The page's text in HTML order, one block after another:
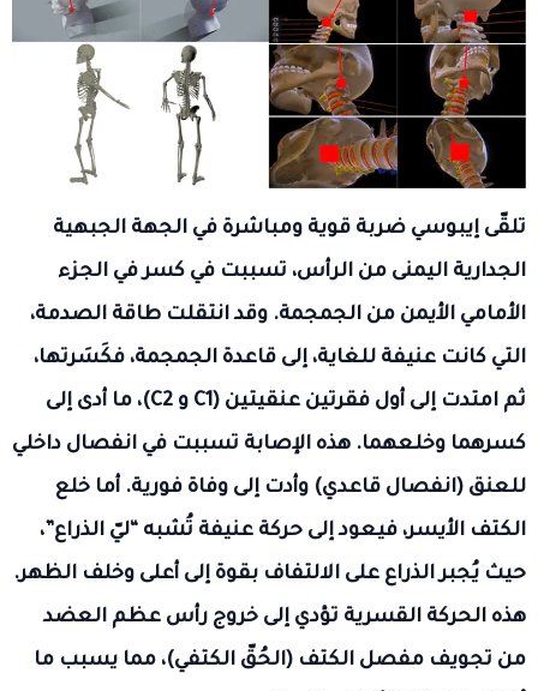
تلقّى إيبوسي ضربة قوية ومباشرة في الجهة الجبهية
الجدارية اليمنى من الرأس، تسببت في كسر في الجزء
الأمامي الأيمن من الجمجمة. وقد انتقلت طاقة الصدمة،
التي كانت عنيفة للغاية، إلى قاعدة الجمجمة، فكَسَرتها،
ثم امتدت إلى أول فقرتين عنقيتين (C1 و C2)، ما أدى إلى
كسرهما وخلعهما. هذه الإصابة تسببت في انفصال داخلي
للعنق (انفصال قاعدي) وأدت إلى وفاة فورية. أما خلع
الكتف الأيسر، فيعود إلى حركة عنيفة تُشبه “ليّ الذراع”،
حيث يُجبر الذراع على الالتفاف بقوة إلى أعلى وخلف الظهر.
هذه الحركة القسرية تؤدي إلى خروج رأس عظم العضد
من تجويف مفصل الكتف (الحُقّ الكتفي)، مما يسبب ما